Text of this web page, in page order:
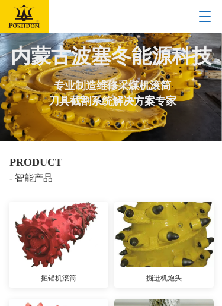
T
g
g
l
e
a
内蒙古波塞冬能源科技
专业制造维修采煤机滚筒
刀具截割系统解决方案专家
PRODUCT
- 智能产品
掘锚机滚筒 掘进机炮头